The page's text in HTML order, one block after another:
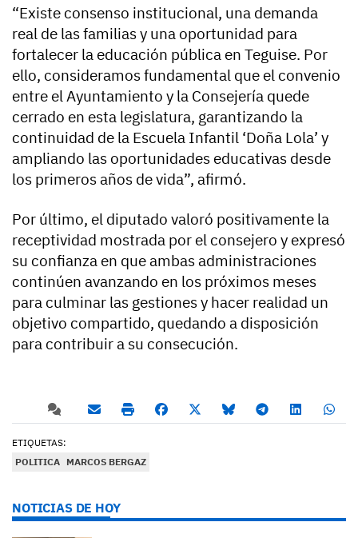
“Existe consenso institucional, una demanda
real de las familias y una oportunidad para
fortalecer la educación pública en Teguise. Por
ello, consideramos fundamental que el convenio
entre el Ayuntamiento y la Consejería quede
cerrado en esta legislatura, garantizando la
continuidad de la Escuela Infantil ‘Doña Lola’ y
ampliando las oportunidades educativas desde
los primeros años de vida”, afirmó.
Por último, el diputado valoró positivamente la
receptividad mostrada por el consejero y expresó
su confianza en que ambas administraciones
continúen avanzando en los próximos meses
para culminar las gestiones y hacer realidad un
objetivo compartido, quedando a disposición
para contribuir a su consecución.
ETIQUETAS:
POLITICA MARCOS BERGAZ
NOTICIAS DE HOY